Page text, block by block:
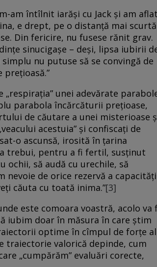
am întîlnit iarăși cu Jack și am
e drept, pe o distanță mai scurtă
Din fericire, nu fusese rănit grav.
sinucigașe – deși, lipsa iubirii
nu putuse să se convingă de
unei adevărate
parabola încărcăturii prețioase,
de căutare a unei misterioase
acestuia” și confiscați de
o ascunsă, irosită în țarina
trebui, pentru a fi fertil, susținut
ochii, să audă cu urechile, să
nevoie de orice rezervă a
căuta cu toată inima.”[3]
este comoara voastră, acolo va
iubim doar în măsura în care știm
optime în cîmpul de forțe al
traiectorie valorică depinde, cum
„cumpărăm” evaluări corecte,